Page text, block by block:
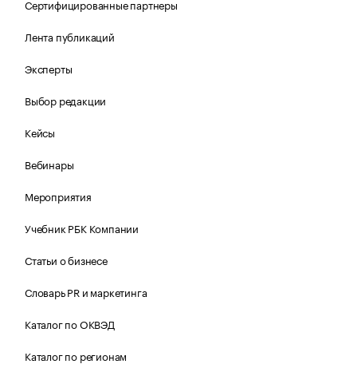
Сертифицированные партнеры
Лента публикаций
Эксперты
Выбор редакции
Кейсы
Вебинары
Мероприятия
Учебник РБК Компании
Статьи о бизнесе
Словарь PR и маркетинга
Каталог по ОКВЭД
Каталог по регионам